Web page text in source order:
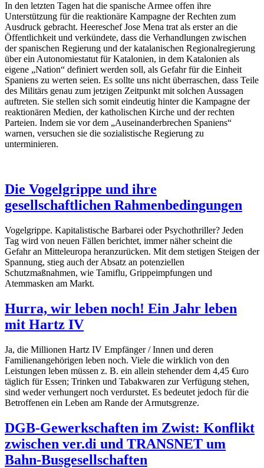
In den letzten Tagen hat die spanische Armee offen ihre
Unterstützung für die reaktionäre Kampagne der Rechten zum
Ausdruck gebracht. Heereschef Jose Mena trat als erster an die
Öffentlichkeit und verkündete, dass die Verhandlungen zwischen
der spanischen Regierung und der katalanischen Regionalregierung
über ein Autonomiestatut für Katalonien, in dem Katalonien als
eigene „Nation“ definiert werden soll, als Gefahr für die Einheit
Spaniens zu werten seien. Es sollte uns nicht überraschen, dass Teile
des Militärs genau zum jetzigen Zeitpunkt mit solchen Aussagen
auftreten. Sie stellen sich somit eindeutig hinter die Kampagne der
reaktionären Medien, der katholischen Kirche und der rechten
Parteien. Indem sie vor dem „Auseinanderbrechen Spaniens“
warnen, versuchen sie die sozialistische Regierung zu
unterminieren.
Die Vogelgrippe und ihre
gesellschaftlichen Rahmenbedingungen
Vogelgrippe. Kapitalistische Barbarei oder Psychothriller? Jeden
Tag wird von neuen Fällen berichtet, immer näher scheint die
Gefahr an Mitteleuropa heranzurücken. Mit dem stetigen Steigen der
Spannung, stieg auch der Absatz an potenziellen
Schutzmaßnahmen, wie Tamiflu, Grippeimpfungen und
Atemmasken am Markt.
Hurra, wir leben noch! Ein Jahr leben
mit Hartz IV
Ja, die Millionen Hartz IV Empfänger / Innen und deren
Familienangehörigen leben noch. Viele die wirklich von den
Leistungen leben müssen z. B. ein allein stehender dem 4,45 €uro
täglich für Essen; Trinken und Tabakwaren zur Verfügung stehen,
sind weder verhungert noch verdurstet. Es bedeutet jedoch für die
Betroffenen ein Leben am Rande der Armutsgrenze.
DGB-Gewerkschaften im Zwist: Konflikt
zwischen ver.di und TRANSNET um
Bahn-Busgesellschaften